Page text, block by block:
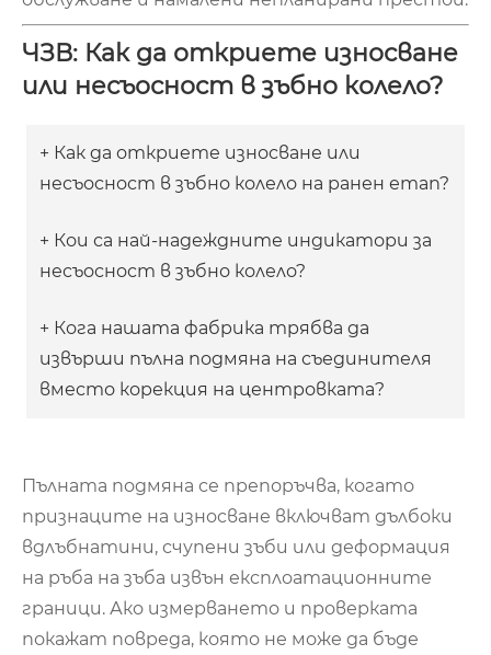
ЧЗВ: Как да откриете износване
или несъосност в зъбно колело?
+ Как да откриете износване или
несъосност в зъбно колело на ранен етап?
+ Кои са най-надеждните индикатори за
несъосност в зъбно колело?
+ Кога нашата фабрика трябва да
извърши пълна подмяна на съединителя
вместо корекция на центровката?
Пълната подмяна се препоръчва, когато
признаците на износване включват дълбоки
вдлъбнатини, счупени зъби или деформация
на ръба на зъба извън експлоатационните
граници. Ако измерването и проверката
покажат повреда, която не може да бъде